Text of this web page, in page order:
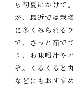
ら初夏にかけて
が、最近では栽
に多くみられる
で、さっと茹で
り、お味噌汁や
ぞ。くるくると
などにもおすす